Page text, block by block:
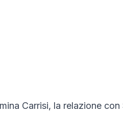
Carrisi, la relazione con